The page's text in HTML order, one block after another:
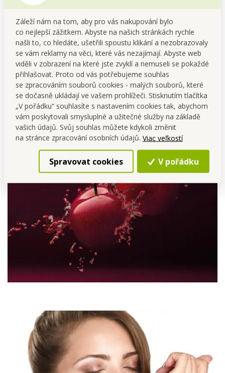
Záleží nám na tom, aby pro vás nakupování bylo
co nejlepší zážitkem. Abyste na našich stránkách rychle
našli to, co hledáte, ušetřili spoustu klikání a nezobrazovaly
se vám reklamy na věci, které vás nezajímají. Abyste web
viděli v zobrazení na které jste zvyklí a nemuseli se pokaždé
přihlašovat. Proto od vás potřebujeme souhlas
se zpracováním souborů cookies - malých souborů, které
se dočasně ukládají ve vašem prohlížeči. Stisknutím tlačítka
„V pořádku“ souhlasíte s nastavením cookies tak, abychom
vám poskytovali smysluplné a užitečné služby na základě
vašich údajů. Svůj souhlas můžete kdykoli změnit
na stránce zpracování osobních údajů. Viac veľkostí
Spravovat cookies V pořádku
Typ vůně:orientální, ovocná, gurmánská
Hlava:třešňový a višňový likér, ylang-ylang, hořké mandle
Srdce:marcipán, tužebník jilmový, otočník peruánský, růže
Základ: vanilka, tonkové boby, santal, švestka, guajakové
dřevo
Flakon:
Elegantní lahvička se zlatou ražbou působí jako šperk, který
doplní tvou osobní sbírku a odhalí tvůj smysl pro luxus.